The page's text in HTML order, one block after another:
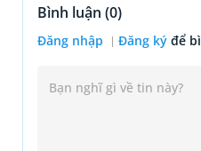
Bình luận (0)
Đăng nhập Đăng ký để